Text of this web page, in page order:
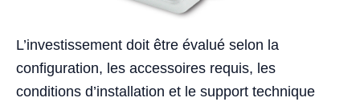
L’investissement doit être évalué selon la
configuration, les accessoires requis, les
conditions d’installation et le support technique